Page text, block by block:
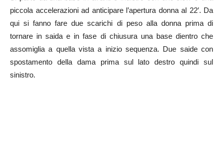
piccola accelerazioni ad anticipare l’apertura donna al 22′. Da
qui si fanno fare due scarichi di peso alla donna prima di
tornare in saida e in fase di chiusura una base dientro che
assomiglia a quella vista a inizio sequenza. Due saide con
spostamento della dama prima sul lato destro quindi sul
sinistro.